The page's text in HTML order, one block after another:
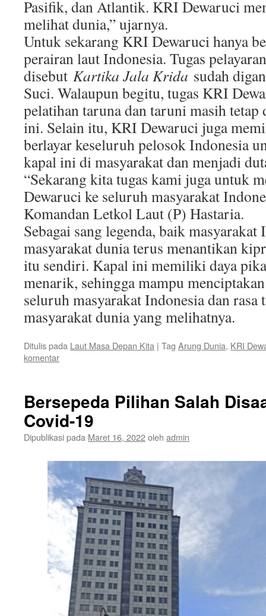
Pasifik, dan Atlantik. KRI Dewaruci
melihat dunia,” ujarnya.
Untuk sekarang KRI Dewaruci hanya
perairan laut Indonesia. Tugas
disebut Kartika Jala Krida sudah
Suci. Walaupun begitu, tugas KRI
pelatihan taruna dan taruni masih tetap
ini. Selain itu, KRI Dewaruci juga
berlayar keseluruh pelosok Indonesia
kapal ini di masyarakat dan menjadi
“Sekarang kita tugas kami juga untuk
Dewaruci ke seluruh masyarakat
Komandan Letkol Laut (P) Hastaria.
Sebagai sang legenda, baik
masyarakat dunia terus menantikan
itu sendiri. Kapal ini memiliki daya
menarik, sehingga mampu
seluruh masyarakat Indonesia dan
masyarakat dunia yang melihatnya.
Ditulis pada Laut Masa Depan Kita | Tag Arung Dunia, KRI
komentar
Bersepeda Pilihan Salah
Covid-19
Dipublikasi pada Maret 16, 2022oleh admin